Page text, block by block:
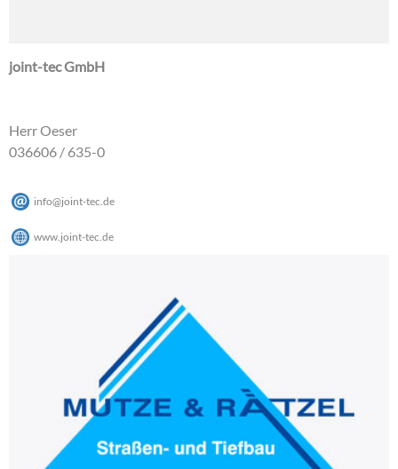
joint-tec GmbH
Herr Oeser
036606 / 635-0
info@joint-tec.de
www.joint-tec.de